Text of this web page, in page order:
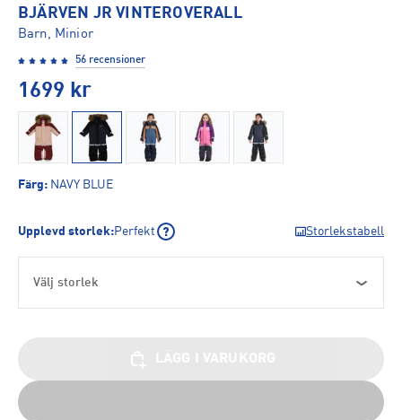
BJÄRVEN JR VINTEROVERALL
Barn, Minior
56 recensioner
1699 kr
Färg: NAVY BLUE
Upplevd storlek:Perfekt Storlekstabell
Välj storlek